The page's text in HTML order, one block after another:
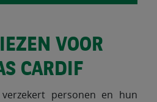
VOOR
CARDIF
personen en hun